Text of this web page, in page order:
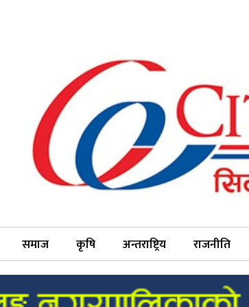
समाज कृषि अन्तराष्ट्रिय राजनीति